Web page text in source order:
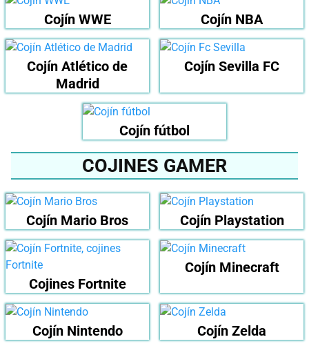
Cojín WWE Cojín NBA
Cojín Atlético de
Madrid
Cojín Sevilla FC
Cojín fútbol
COJINES GAMER
Cojín Mario Bros Cojín Playstation
Cojines Fortnite
Cojín Minecraft
Cojín Nintendo Cojín Zelda